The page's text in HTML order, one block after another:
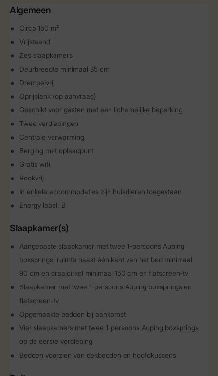
Algemeen
Circa 150 m²
Vrijstaand
Zes slaapkamers
Deurbreedte minimaal 85 cm
Drempelvrij
Oprijplank (op aanvraag)
Geschikt voor gasten met een lichamelijke beperking
Twee verdiepingen
Centrale verwarming
Berging met oplaadpunt
Gratis wifi
Rookvrij
In enkele accommodaties zijn huisdieren toegestaan
Energy label: B
Slaapkamer(s)
Aangepaste slaapkamer met twee 1-persoons Auping
boxsprings, ruimte naast één kant van het bed minimaal
90 cm en draaicirkel minimaal 150 cm en flatscreen-tv
Slaapkamer met twee 1-persoons Auping boxsprings en
flatscreen-tv
Opgemaakte bedden bij aankomst
Vier slaapkamers met twee 1-persoons Auping boxsprings
op de eerste verdieping
Bedden voorzien van dekbedden en hoofdkussens